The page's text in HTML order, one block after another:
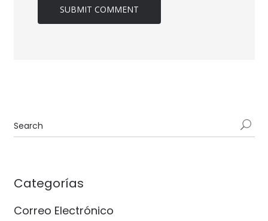
Categorías
Correo Electrónico